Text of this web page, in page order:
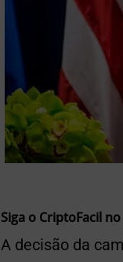
Siga o CriptoFacil no
A decisão da